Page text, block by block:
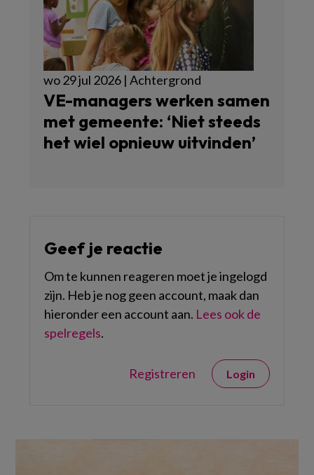
wo 29 jul 2026 | Achtergrond
VE-managers werken samen
met gemeente: ‘Niet steeds
het wiel opnieuw uitvinden’
Geef je reactie
Om te kunnen reageren moet je ingelogd
zijn. Heb je nog geen account, maak dan
hieronder een account aan. Lees ook de
spelregels.
Registreren Login